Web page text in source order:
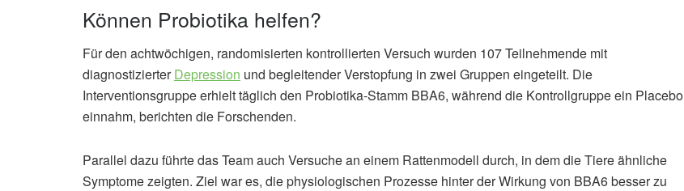
Können Probiotika helfen?
Für den achtwöchigen, randomisierten kontrollierten Versuch wurden 107 Teilnehmende mit
diagnostizierterDepression und begleitender Verstopfung in zwei Gruppen eingeteilt. Die
Interventionsgruppe erhielt täglich den Probiotika-Stamm BBA6, während die Kontrollgruppe ein Placebo
einnahm, berichten die Forschenden.
Parallel dazu führte das Team auch Versuche an einem Rattenmodell durch, in dem die Tiere ähnliche
Symptome zeigten. Ziel war es, die physiologischen Prozesse hinter der Wirkung von BBA6 besser zu